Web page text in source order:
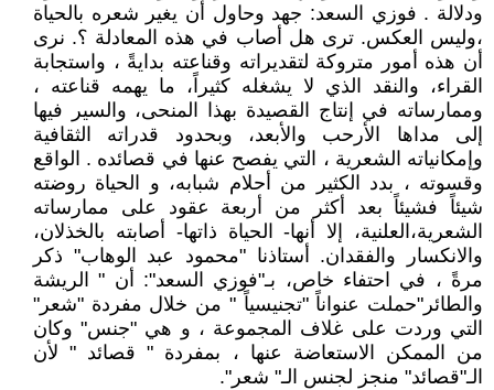
ودلالة . فوزي السعد: جهد وحاول أن يغير شعره بالحياة
،وليس العكس. ترى هل أصاب في هذه المعادلة ؟. نرى
أن هذه أمور متروكة لتقديراته وقناعته بدايةً ، واستجابة
القراء، والنقد الذي لا يشغله كثيراً، ما يهمه قناعته ،
وممارساته في إنتاج القصيدة بهذا المنحى، والسير فيها
إلى مداها الأرحب والأبعد، وبحدود قدراته الثقافية
وإمكانياته الشعرية ، التي يفصح عنها في قصائده . الواقع
وقسوته ، بدد الكثير من أحلام شبابه، و الحياة روضته
شيئاً فشيئاً بعد أكثر من أربعة عقود على ممارساته
الشعرية،العلنية، إلا أنها- الحياة ذاتها- أصابته بالخذلان،
والانكسار والفقدان. أستاذنا "محمود عبد الوهاب" ذكر
مرةً ، في احتفاء خاص، بـ"فوزي السعد": أن " الريشة
والطائر"حملت عنواناً "تجنيسياً " من خلال مفردة "شعر"
التي وردت على غلاف المجموعة ، و هي "جنس" وكان
من الممكن الاستعاضة عنها ، بمفردة " قصائد " لأن
الـ"قصائد" منجز لجنس الـ" شعر".